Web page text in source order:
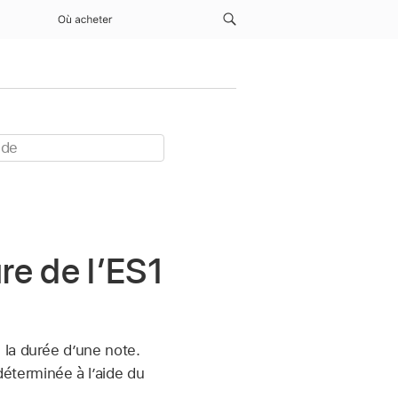
Où acheter
de l’ES1
durée d’une note.
à l’aide du